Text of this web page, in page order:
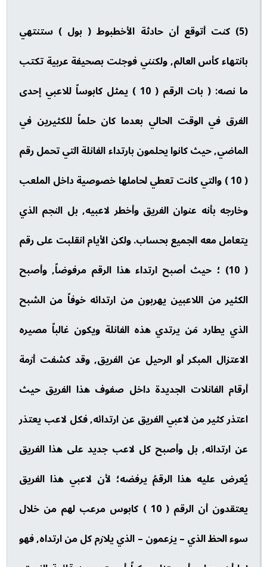
(5) كنت أتوقع أن حادثة الأخطبوط ( بول ) ستنتهي
بانتهاء كأس العالم, ولكنني فوجئت بصحيفة عربية تكتب
ما نصه: ( بات الرقم ( 10 ) يمثل كابوساً للاعبي إحدى
الفرق في الوقت الحالي بعدما كان حلماً للكثيرين في
الماضي, حيث كانوا يحلمون بارتداء الفانلة التي تحمل رقم
( 10 ) والتي كانت تعطي لحاملها خصوصية داخل الملعب
وخارجه بأنه عنوان الفريق وأخطر لاعبيه, بل النجم الذي
يتعامل معه الجميع بحساب. ولكن الأيام انقلبت على رقم
( 10) ؛ حيث أصبح ارتداء هذا الرقم مرفوضاً, وأصبح
الكثير من اللاعبين يهربون من ارتدائه خوفاً من الشبح
الذي يطارد مَن يرتدي هذه الفانلة ويكون غالباً مصيره
الاعتزال المبكر أو الرحيل عن الفريق, وقد كشفت أزمة
أرقام الفانلات الجديدة داخل صفوف هذا الفريق حيث
اعتذر كثير من لاعبي الفريق عن ارتدائه, فكل لاعب يعتذر
عن ارتدائه, بل وأصبح كل لاعب جديد على هذا الفريق
يُعرض عليه هذا الرقمُ يرفضه؛ لأن لاعبي هذا الفريق
يعتقدون أن الرقم ( 10 ) كابوس مرعب لهم من خلال
سوء الحظ الذي – يزعمون – الذي يلازم كل من ارتداه, فهو